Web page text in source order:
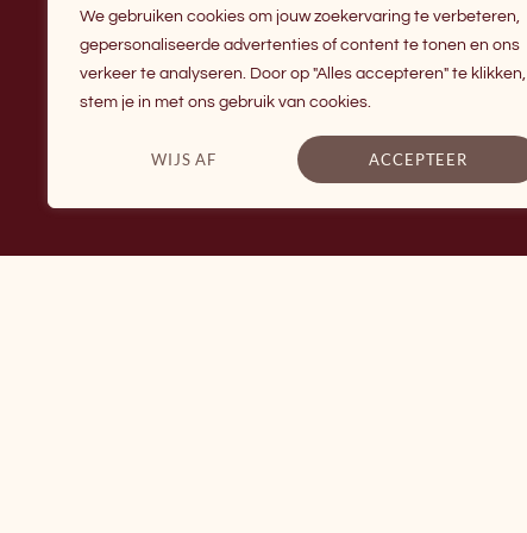
We gebruiken cookies om jouw zoekervaring te verbeteren,
gepersonaliseerde advertenties of content te tonen en ons
verkeer te analyseren. Door op "Alles accepteren" te klikken,
stem je in met ons gebruik van cookies.
WIJS AF ACCEPTEER